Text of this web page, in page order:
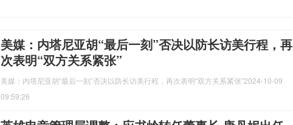
美媒：内塔尼亚胡“最后一刻”否决以防长访美行程，再
次表明“双方关系紧张”
美媒：内塔尼亚胡“最后一刻”否决以防长访美行程，再次表明“双方关系紧张”2024-10-09
09:59:26